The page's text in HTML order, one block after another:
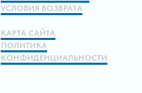
УСЛОВИЯ ВОЗВРАТА
КАРТА САЙТА
ПОЛИТИКА
КОНФИДЕНЦИАЛЬНОСТИ